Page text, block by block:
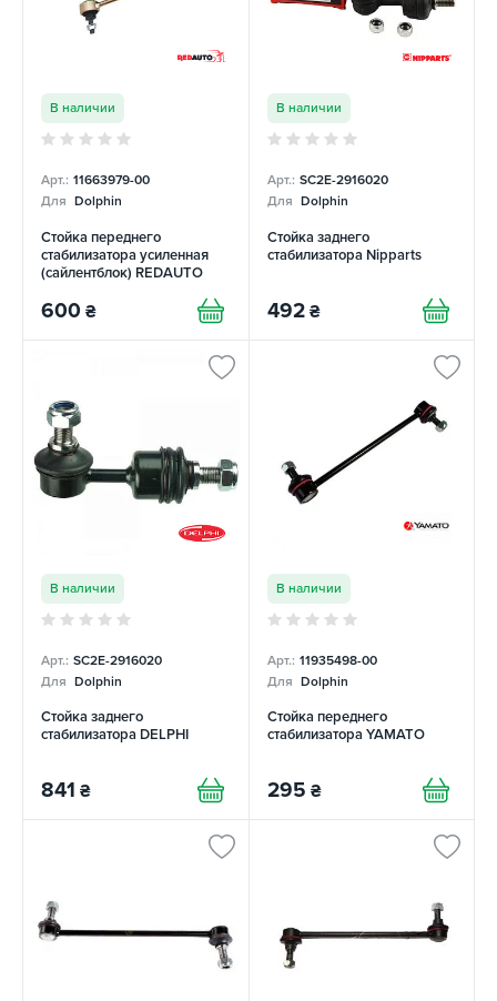
В наличии
Арт.: 11663979-00
Для Dolphin
Стойка переднего
стабилизатора усиленная
(сайлентблок) REDAUTO
600 ₴
В наличии
Арт.: SC2E-2916020
Для Dolphin
Стойка заднего
стабилизатора Nipparts
492 ₴
В наличии
Арт.: SC2E-2916020
Для Dolphin
Стойка заднего
стабилизатора DELPHI
841 ₴
В наличии
Арт.: 11935498-00
Для Dolphin
Стойка переднего
стабилизатора YAMATO
295 ₴